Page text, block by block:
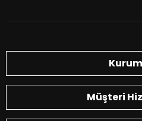
Müşteri